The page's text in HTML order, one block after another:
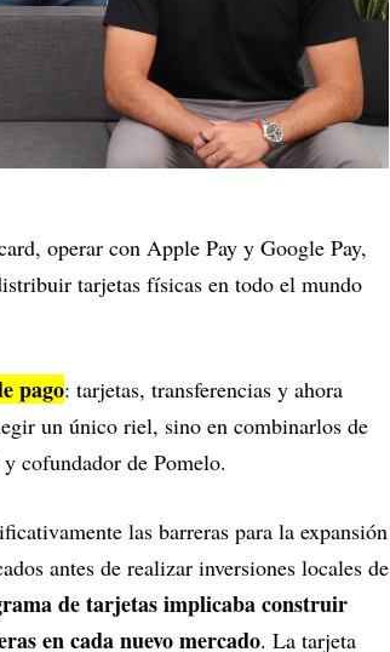
operar con Apple Pay y Google Pay,
tarjetas físicas en todo el mundo
pago: tarjetas, transferencias y ahora
un único riel, sino en combinarlos de
cofundador de Pomelo.
las barreras para la expansión
antes de realizar inversiones locales de
de tarjetas implicaba construir
en cada nuevo mercado. La tarjeta